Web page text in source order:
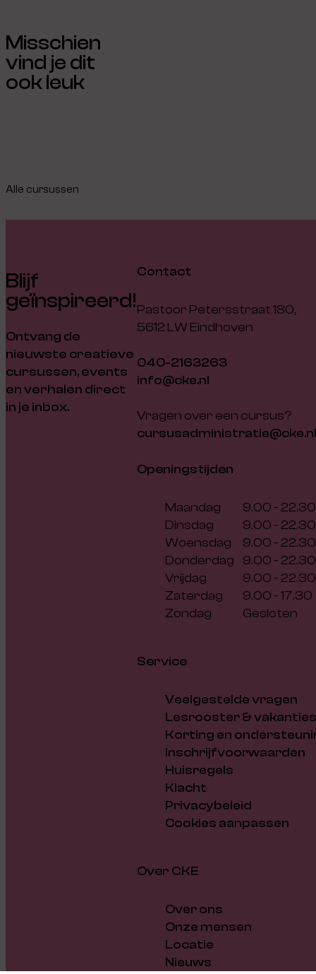
Misschien
vind je dit
ook leuk
Alle cursussen
Blijf
geïnspireerd!
Ontvang de
nieuwste creatieve
cursussen, events
en verhalen direct
in je inbox.
Contact
Pastoor Petersstraat 180,
5612 LW Eindhoven
040-2163263
info@cke.nl
Vragen over een cursus?
cursusadministratie@cke.nl
Openingstijden
Maandag
9.00 - 22.30
Dinsdag
9.00 - 22.30
Woensdag
9.00 - 22.30
Donderdag
9.00 - 22.30
Vrijdag
9.00 - 22.30
Zaterdag
9.00 - 17.30
Zondag
Gesloten
Service
Veelgestelde vragen
Lesrooster & vakanties
Korting en
Inschrijfvoorwaarden
Huisregels
Klacht
Privacybeleid
Cookies aanpassen
Over CKE
Over ons
Onze mensen
Locatie
Nieuws